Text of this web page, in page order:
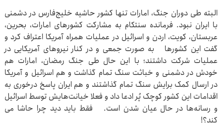
البته طی دوران جنگ، امارات تنها کشور حاشیه خلیج‌فارس در دشمنی
با ایران نبود. فرمانده سنتکام به مشارکت کشورهای امارات، بحرین،
عربستان، کویت، اردن و اسرائیل در عملیات همراه آمریکا اعتراف کرد و
گفت این کشورها به صورت جمعی و در کنار نیروهای آمریکایی در
عملیات شرکت داشتند؛ با این حال طی جنگ رمضان، امارات هم
خودش در دشمنی و خباثت سنگ تمام گذاشت و هم اسرائیل و آمریکا
در ارسال کمک برایش سنگ تمام گذاشتند و هم ایران پاسخ درخوری به
اقدامات این کشور کوچک پُر ادعا داد و فعلا خیانت‌هایش توسط اسرائیل
و رسانه‌ها در حال عیان شدن است. فقط باید دید چرا حاشا می
کند؟!